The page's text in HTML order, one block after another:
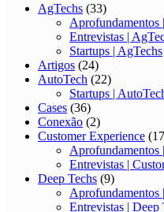
AgTechs (33)
Aprofundamentos
Entrevistas |
Startups | AgTechs
Artigos (24)
AutoTech (22)
Startups |
Cases (36)
Conexão (2)
Customer Experience
Aprofundamentos
Entrevistas |
Deep Techs (9)
Aprofundamentos
Entrevistas | Deep